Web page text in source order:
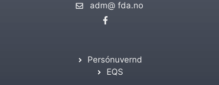
adm@ fda.no
Persónuvernd
EQS